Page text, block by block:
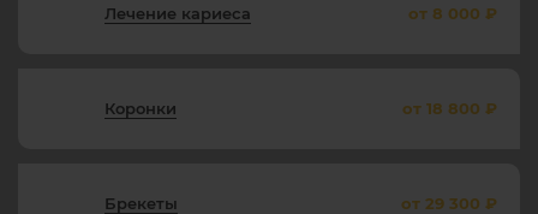
Лечение кариеса от 8 000 ₽
Коронки от 18 800 ₽
Брекеты от 29 300 ₽